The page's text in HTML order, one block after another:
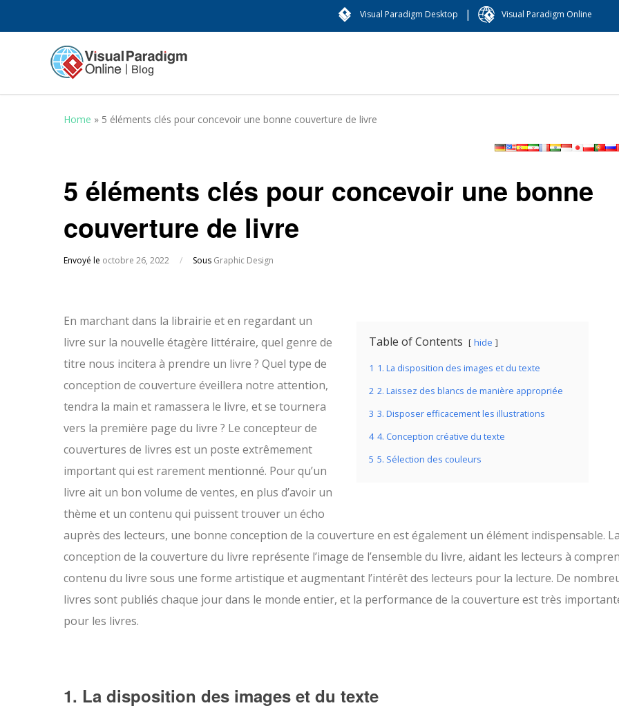
Visual Paradigm Desktop | Visual Paradigm Online
Home » 5 éléments clés pour concevoir une bonne couverture de livre
5 éléments clés pour concevoir une bonne
couverture de livre
Envoyé le octobre 26, 2022 / Sous Graphic Design
Table of Contents hide
1 1. La disposition des images et du texte
2 2. Laissez des blancs de manière appropriée
3 3. Disposer efficacement les illustrations
4 4. Conception créative du texte
5 5. Sélection des couleurs
En marchant dans la librairie et en regardant un
livre sur la nouvelle étagère littéraire, quel genre de
titre nous incitera à prendre un livre ? Quel type de
conception de couverture éveillera notre attention,
tendra la main et ramassera le livre, et se tournera
vers la première page du livre ? Le concepteur de
couvertures de livres est un poste extrêmement
important qui est rarement mentionné. Pour qu’un
livre ait un bon volume de ventes, en plus d’avoir un
thème et un contenu qui puissent trouver un écho
auprès des lecteurs, une bonne conception de la couverture en est également un élément indispensable. La
conception de la couverture du livre représente l’image de l’ensemble du livre, aidant les lecteurs à
contenu du livre sous une forme artistique et augmentant l’intérêt des lecteurs pour la lecture. De
livres sont publiés chaque jour dans le monde entier, et la performance de la couverture est très
pour les livres.
1. La disposition des images et du texte